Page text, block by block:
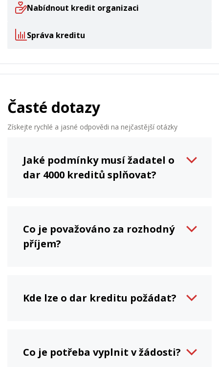
Nabídnout kredit organizaci
Správa kreditu
Časté dotazy
Získejte rychlé a jasné odpovědi na nejčastější otázky
Jaké podmínky musí žadatel o
dar 4000 kreditů splňovat?
Co je považováno za rozhodný
příjem?
Kde lze o dar kreditu požádat?
Co je potřeba vyplnit v žádosti?